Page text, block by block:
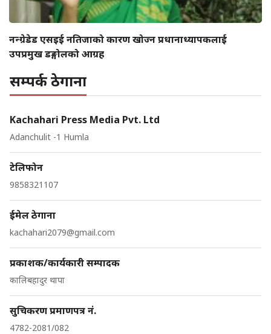
नन्ग्रेडेड एसइई नतिजाको कारण खोज्न प्रधानाध्यापकलाई
उपप्रमुख डङ्गोलको आग्रह
सम्पर्क ठेगाना
Kachahari Press Media Pvt. Ltd
Adanchulit -1 Humla
टेलिफोन
9858321107
ईमेल ठेगाना
kachahari2079@gmail.com
प्रकाशक/कार्यकारी सम्पादक
कालिबहादुर थापा
सुचिकरण प्रमाणपत्र नं.
4782-2081/082